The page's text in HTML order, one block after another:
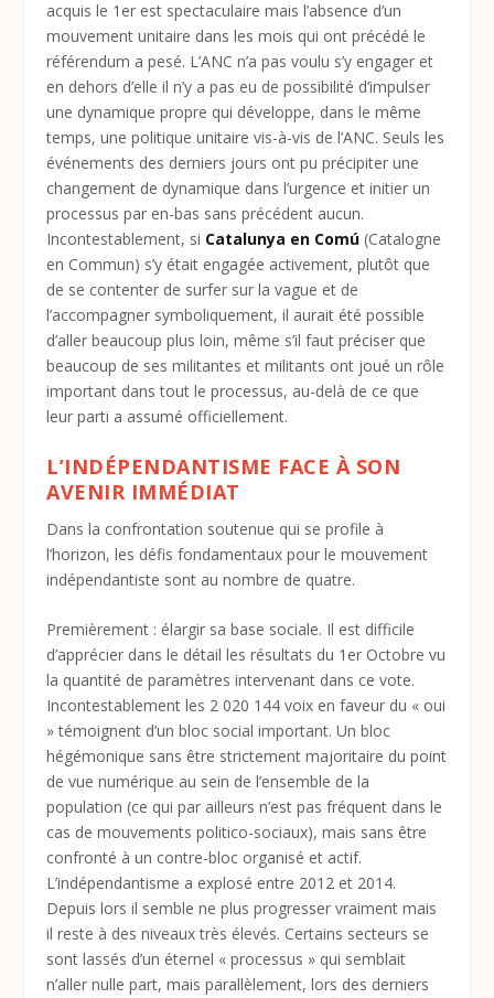
acquis le 1 er est spectaculaire mais l’absence d’un
mouvement unitaire dans les mois qui ont précédé le
référendum a pesé. L’ANC n’a pas voulu s’y engager et
en dehors d’elle il n’y a pas eu de possibilité d’impulser
une dynamique propre qui développe, dans le même
temps, une politique unitaire vis-à-vis de l’ANC. Seuls les
événements des derniers jours ont pu précipiter une
changement de dynamique dans l’urgence et initier un
processus par en-bas sans précédent aucun.
Incontestablement, si Catalunya en Comú (Catalogne
en Commun) s’y était engagée activement, plutôt que
de se contenter de surfer sur la vague et de
l’accompagner symboliquement, il aurait été possible
d’aller beaucoup plus loin, même s’il faut préciser que
beaucoup de ses militantes et militants ont joué un rôle
important dans tout le processus, au-delà de ce que
leur parti a assumé officiellement.
L’INDÉPENDANTISME FACE À SON
AVENIR IMMÉDIAT
Dans la confrontation soutenue qui se profile à
l’horizon, les défis fondamentaux pour le mouvement
indépendantiste sont au nombre de quatre.
Premièrement : élargir sa base sociale. Il est difficile
d’apprécier dans le détail les résultats du 1 er Octobre vu
la quantité de paramètres intervenant dans ce vote.
Incontestablement les 2 020 144 voix en faveur du « oui
» témoignent d’un bloc social important. Un bloc
hégémonique sans être strictement majoritaire du point
de vue numérique au sein de l’ensemble de la
population (ce qui par ailleurs n’est pas fréquent dans le
cas de mouvements politico-sociaux), mais sans être
confronté à un contre-bloc organisé et actif.
L’indépendantisme a explosé entre 2012 et 2014.
Depuis lors il semble ne plus progresser vraiment mais
il reste à des niveaux très élevés. Certains secteurs se
sont lassés d’un éternel « processus » qui semblait
n’aller nulle part, mais parallèlement, lors des derniers